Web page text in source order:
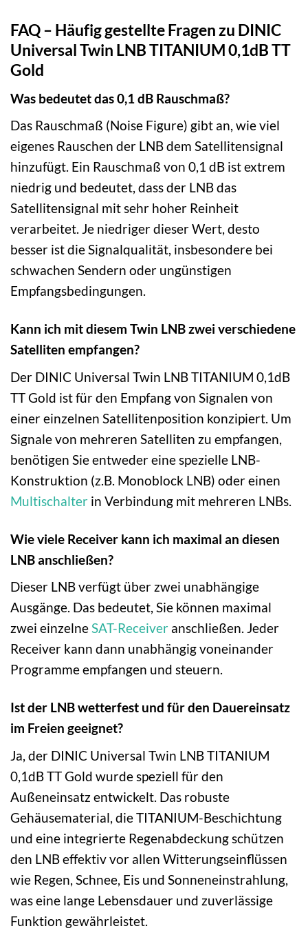
FAQ – Häufig gestellte Fragen zu DINIC
Universal Twin LNB TITANIUM 0,1dB TT
Gold
Was bedeutet das 0,1 dB Rauschmaß?
Das Rauschmaß (Noise Figure) gibt an, wie viel
eigenes Rauschen der LNB dem Satellitensignal
hinzufügt. Ein Rauschmaß von 0,1 dB ist extrem
niedrig und bedeutet, dass der LNB das
Satellitensignal mit sehr hoher Reinheit
verarbeitet. Je niedriger dieser Wert, desto
besser ist die Signalqualität, insbesondere bei
schwachen Sendern oder ungünstigen
Empfangsbedingungen.
Kann ich mit diesem Twin LNB zwei verschiedene
Satelliten empfangen?
Der DINIC Universal Twin LNB TITANIUM 0,1dB
TT Gold ist für den Empfang von Signalen von
einer einzelnen Satellitenposition konzipiert. Um
Signale von mehreren Satelliten zu empfangen,
benötigen Sie entweder eine spezielle LNB-
Konstruktion (z.B. Monoblock LNB) oder einen
Multischalter in Verbindung mit mehreren LNBs.
Wie viele Receiver kann ich maximal an diesen
LNB anschließen?
Dieser LNB verfügt über zwei unabhängige
Ausgänge. Das bedeutet, Sie können maximal
zwei einzelneSAT-Receiver anschließen. Jeder
Receiver kann dann unabhängig voneinander
Programme empfangen und steuern.
Ist der LNB wetterfest und für den Dauereinsatz
im Freien geeignet?
Ja, der DINIC Universal Twin LNB TITANIUM
0,1dB TT Gold wurde speziell für den
Außeneinsatz entwickelt. Das robuste
Gehäusematerial, die TITANIUM-Beschichtung
und eine integrierte Regenabdeckung schützen
den LNB effektiv vor allen Witterungseinflüssen
wie Regen, Schnee, Eis und Sonneneinstrahlung,
was eine lange Lebensdauer und zuverlässige
Funktion gewährleistet.